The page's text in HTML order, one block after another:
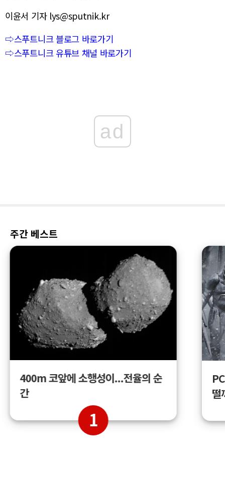
이윤서 기자 lys@sputnik.kr
⇨스푸트니크 블로그 바로가기
⇨스푸트니크 유튜브 채널 바로가기
ad
주간 베스트
400m 코앞에 소행성이...전율의 순
간
1
떨